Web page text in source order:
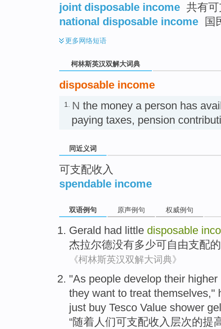
joint disposable income 共有
national disposable income
国
更多网络短语
柯林斯英汉双解大词典
disposable income
1. N the money a person has
paying taxes, pension
同近义词
可支配收入
spendable income
双语例句 原声例句 权威例句
Gerald had little disposable
杰拉尔德没有多少可自由支配
《柯林斯英汉双解大词典》
"As people develop their higher
they want to treat themselves,"
just buy Tesco Value shower gel
“随着人们可支配收入 层次的提